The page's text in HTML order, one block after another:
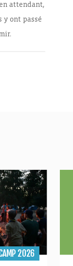
attendant,
y ont passé
2026